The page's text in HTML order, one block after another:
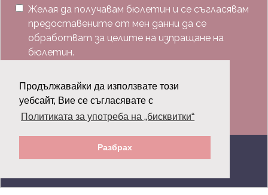
Продължавайки да използвате този
уебсайт, Вие се съгласявате с
Политиката за употреба на „бисквитки“
Разбрах
Желая да получавам бюлетин и се съгласявам
предоставените от мен данни да се
обработват за целите на изпращане на
бюлетин.
Последвай ни:
© 2026 Grazia.bg - Всички права запазени